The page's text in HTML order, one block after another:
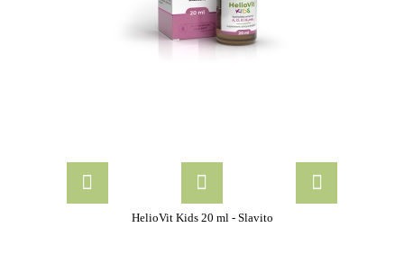
HelioVit Kids 20 ml - Slavito